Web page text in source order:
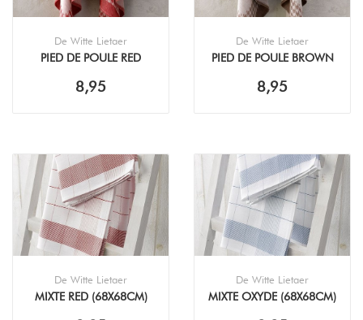
De Witte Lietaer
PIED DE POULE RED
8,95
De Witte Lietaer
PIED DE POULE BROWN
8,95
De Witte Lietaer
MIXTE RED (68X68CM)
De Witte Lietaer
MIXTE OXYDE (68X68CM)